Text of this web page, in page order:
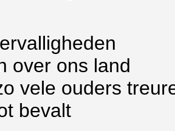
over ons land
vele ouders
bevalt